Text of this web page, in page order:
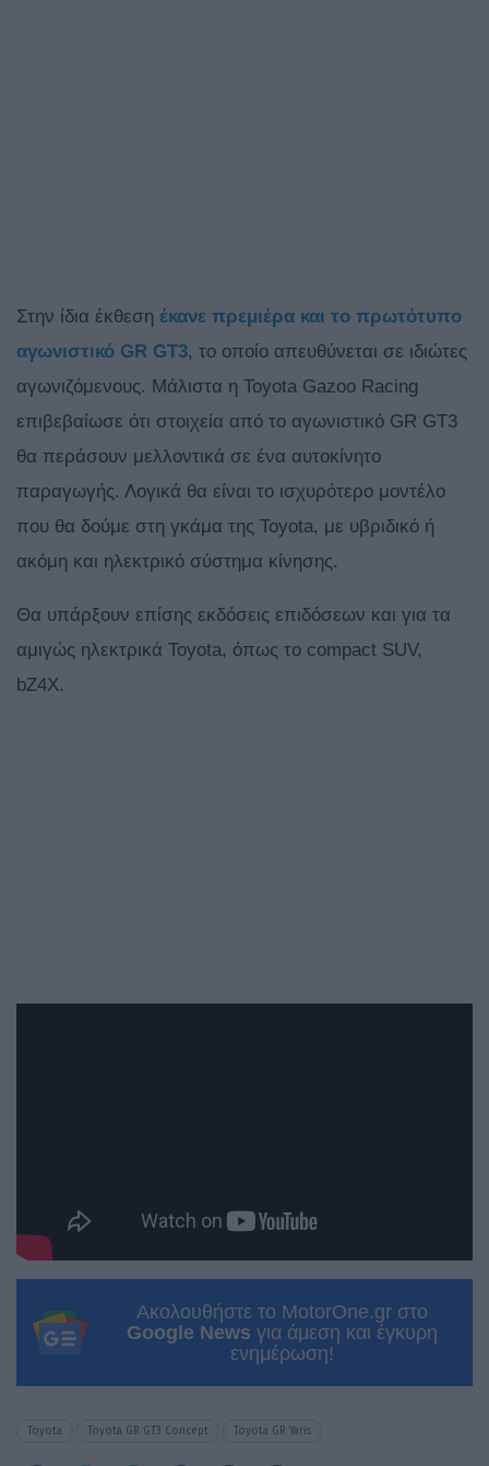
Στην ίδια έκθεση έκανε πρεμιέρα και το πρωτότυπο
αγωνιστικό GR GT3, το οποίο απευθύνεται σε ιδιώτες
αγωνιζόμενους. Μάλιστα η Toyota Gazoo Racing
επιβεβαίωσε ότι στοιχεία από το αγωνιστικό GR GT3
θα περάσουν μελλοντικά σε ένα αυτοκίνητο
παραγωγής. Λογικά θα είναι το ισχυρότερο μοντέλο
που θα δούμε στη γκάμα της Toyota, με υβριδικό ή
ακόμη και ηλεκτρικό σύστημα κίνησης.
Θα υπάρξουν επίσης εκδόσεις επιδόσεων και για τα
αμιγώς ηλεκτρικά Toyota, όπως το compact SUV,
bZ4X.
Ακολουθήστε το MotorOne.gr στο
Google News για άμεση και έγκυρη
ενημέρωση!
Toyota Toyota GR GT3 Concept Toyota GR Yaris